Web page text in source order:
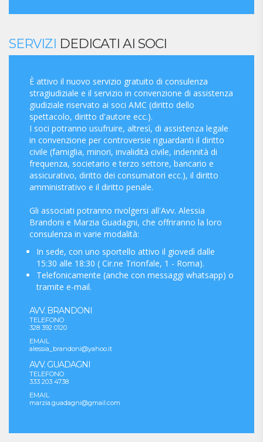
SERVIZI DEDICATI AI SOCI
È attivo il nuovo servizio gratuito di consulenza
stragiudiziale e il servizio in convenzione di assistenza
giudiziale riservato ai soci AMC (diritto dello
spettacolo, diritto d'autore ecc.).
I soci potranno usufruire, altresì, di assistenza legale
in convenzione per controversie riguardanti il diritto
civile (famiglia, minori, invalidità civile, indennità di
frequenza, societario e terzo settore, bancario e
assicurativo, diritto dei consumatori ecc.), il diritto
amministrativo e il diritto penale.
Gli associati potranno rivolgersi all'Avv. Alessia
Brandoni e Marzia Guadagni, che offriranno la loro
consulenza in varie modalità:
In sede, con uno sportello attivo il giovedì dalle
15:30 alle 18:30 ( Cir.ne Trionfale, 1 - Roma).
Telefonicamente (anche con messaggi whatsapp) o
tramite e-mail.
AVV. BRANDONI
TELEFONO
328 392 0120
EMAIL
alessia_brandoni@yahoo.it
AVV. GUADAGNI
TELEFONO
333 203 4738
EMAIL
marzia.guadagni@gmail.com